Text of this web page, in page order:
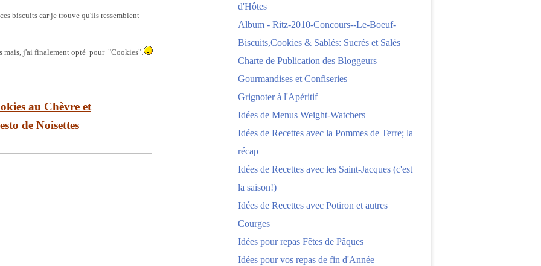
biscuits car je trouve qu'ils ressemblent
mais, j'ai finalement opté pour "Cookies".
au Chèvre et
de Noisettes
d'Hôtes
Album - Ritz-2010-Concours--Le-Boeuf-
Biscuits,Cookies & Sablés: Sucrés et Salés
Charte de Publication des Bloggeurs
Gourmandises et Confiseries
Grignoter à l'Apéritif
Idées de Menus Weight-Watchers
Idées de Recettes avec la Pommes de Terre; la
récap
Idées de Recettes avec les Saint-Jacques (c'est
la saison!)
Idées de Recettes avec Potiron et autres
Courges
Idées pour repas Fêtes de Pâques
Idées pour vos repas de fin d'Année